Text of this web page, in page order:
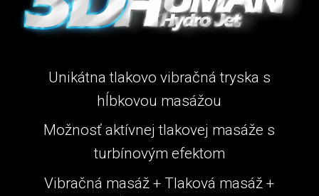
Unikátna tlakovo vibračná tryska s
hĺbkovou masážou
Možnosť aktívnej tlakovej masáže s
turbínovým efektom
Vibračná masáž + Tlaková masáž +